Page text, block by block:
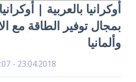
أوكرانيا بالعربية |
بمجال توفير الطاقة مع
وألمانيا
23.04.2018 - 12:07